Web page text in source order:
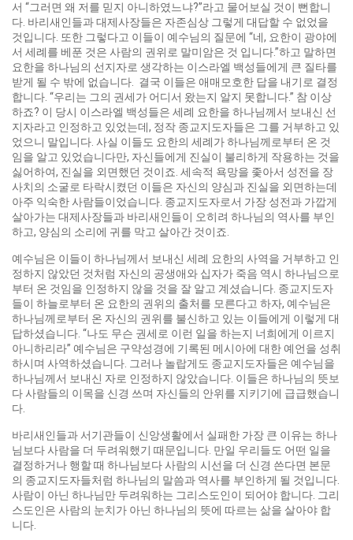
서 “그러면 왜 저를 믿지 아니하였느냐?”라고 물어보실 것이 뻔합니
다. 바리새인들과 대제사장들은 자존심상 그렇게 대답할 수 없었을
것입니다. 또한 그렇다고 이들이 예수님의 질문에 “네, 요한이 광야에
서 세례를 베푼 것은 사람의 권위로 말미암은 것 입니다.”하고 말하면
요한을 하나님의 선지자로 생각하는 이스라엘 백성들에게 큰 질타를
받게 될 수 밖에 없습니다. 결국 이들은 애매모호한 답을 내기로 결정
합니다. “우리는 그의 권세가 어디서 왔는지 알지 못합니다.” 참 이상
하죠? 이 당시 이스라엘 백성들은 세례 요한을 하나님께서 보내신 선
지자라고 인정하고 있었는데, 정작 종교지도자들은 그를 거부하고 있
었으니 말입니다. 사실 이들도 요한의 세례가 하나님께로부터 온 것
임을 알고 있었습니다만, 자신들에게 진실이 불리하게 작용하는 것을
싫어하여, 진실을 외면했던 것이죠. 세속적 욕망을 좇아서 성전을 장
사치의 소굴로 타락시켰던 이들은 자신의 양심과 진실을 외면하는데
아주 익숙한 사람들이었습니다. 종교지도자로서 가장 성전과 가깝게
살아가는 대제사장들과 바리새인들이 오히려 하나님의 역사를 부인
하고, 양심의 소리에 귀를 막고 살아간 것이죠.
예수님은 이들이 하나님께서 보내신 세례 요한의 사역을 거부하고 인
정하지 않았던 것처럼 자신의 공생애와 십자가 죽음 역시 하나님으로
부터 온 것임을 인정하지 않을 것을 잘 알고 계셨습니다. 종교지도자
들이 하늘로부터 온 요한의 권위의 출처를 모른다고 하자, 예수님은
하나님께로부터 온 자신의 권위를 불신하고 있는 이들에게 이렇게 대
답하셨습니다. “나도 무슨 권세로 이런 일을 하는지 너희에게 이르지
아니하리라” 예수님은 구약성경에 기록된 메시아에 대한 예언을 성취
하시며 사역하셨습니다. 그러나 놀랍게도 종교지도자들은 예수님을
하나님께서 보내신 자로 인정하지 않았습니다. 이들은 하나님의 뜻보
다 사람들의 이목을 신경 쓰며 자신들의 안위를 지키기에 급급했습니
다.
바리새인들과 서기관들이 신앙생활에서 실패한 가장 큰 이유는 하나
님보다 사람을 더 두려워했기 때문입니다. 만일 우리들도 어떤 일을
결정하거나 행할 때 하나님보다 사람의 시선을 더 신경 쓴다면 본문
의 종교지도자들처럼 하나님의 말씀과 역사를 부인하게 될 것입니다.
사람이 아닌 하나님만 두려워하는 그리스도인이 되어야 합니다. 그리
스도인은 사람의 눈치가 아닌 하나님의 뜻에 따르는 삶을 살아야 합
니다.